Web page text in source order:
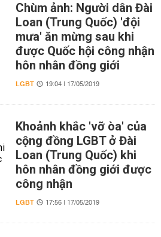
Chùm ảnh: Người dân Đài
Loan (Trung Quốc) 'đội
mưa' ăn mừng sau khi
được Quốc hội công nhận
hôn nhân đồng giới
LGBT 19:04 | 17/05/2019
Khoảnh khắc 'vỡ òa' của
cộng đồng LGBT ở Đài
Loan (Trung Quốc) khi
hôn nhân đồng giới được
công nhận
LGBT 17:56 | 17/05/2019